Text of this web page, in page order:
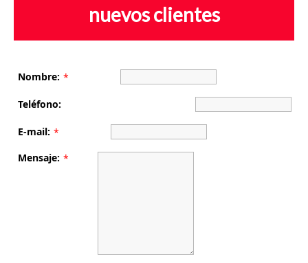
nuevos clientes
Nombre: *
Teléfono:
E-mail: *
Mensaje: *